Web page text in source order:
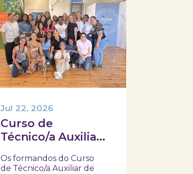
Curso de
Técnico/a Auxiliar
visitaram e
Jul 22, 2026
Os formandos do Curso
de Técnico/a Auxiliar de